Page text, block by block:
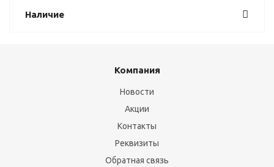
Наличие
Компания
Новости
Акции
Контакты
Реквизиты
Обратная связь